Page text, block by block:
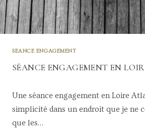
R
A
L
D
E
I
T
SEANCE ENGAGEMENT
SÉANCE ENGAGEMENT EN
Une séance engagement en Loire
simplicité dans un endroit que je ne
que les…